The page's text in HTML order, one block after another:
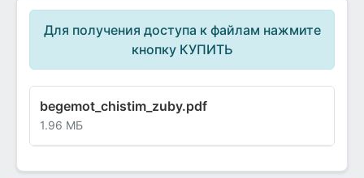
Для получения доступа к файлам нажмите
кнопку КУПИТЬ
begemot_chistim_zuby.pdf
1.96 МБ